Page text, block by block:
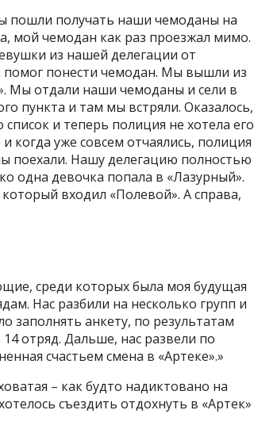
пошли получать наши чемоданы на
мой чемодан как раз проезжал мимо.
из нашей делегации от
помог понести чемодан. Мы вышли из
Мы отдали наши чемоданы и сели в
пункта и там мы встряли. Оказалось,
и теперь полиция не хотела его
когда уже совсем отчаялись, полиция
поехали. Нашу делегацию полностью
одна девочка попала в «Лазурный».
входил «Полевой». А справа,
среди которых была моя будущая
Нас разбили на несколько групп и
заполнять анкету, по результатам
отряд. Дальше, нас развели по
счастьем смена в «Артеке».»
– как будто надиктовано на
съездить отдохнуть в «Артек»